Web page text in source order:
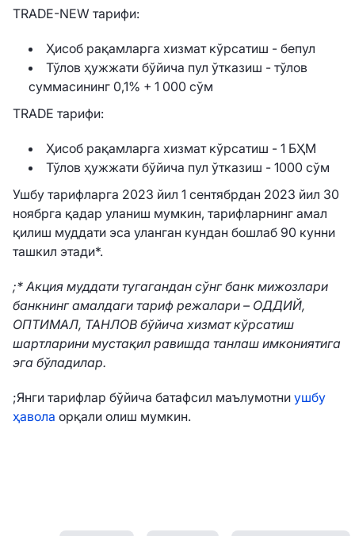
TRADE-NEW тарифи:
Ҳисоб рақамларга хизмат кўрсатиш - бепул
Тўлов ҳужжати бўйича пул ўтказиш - тўлов
суммасининг 0,1% + 1 000 сўм
TRADE тарифи:
Ҳисоб рақамларга хизмат кўрсатиш - 1 БҲМ
Тўлов ҳужжати бўйича пул ўтказиш - 1000 сўм
Ушбу тарифларга 2023 йил 1 сентябрдан 2023 йил 30
ноябрга қадар уланиш мумкин, тарифларнинг амал
қилиш муддати эса уланган кундан бошлаб 90 кунни
ташкил этади*.
;* Акция муддати тугагандан сўнг банк мижозлари
банкнинг амалдаги тариф режалари – ОДДИЙ,
ОПТИМАЛ, ТАНЛОВ бўйича хизмат кўрсатиш
шартларини мустақил равишда танлаш имкониятига
эга бўладилар.
;Янги тарифлар бўйича батафсил маълумотни ушбу
ҳавола орқали олиш мумкин.